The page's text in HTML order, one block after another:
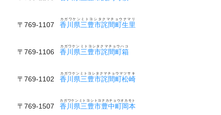
〒769-1107 香川県三豊市詫間町生里
カガワケンミトヨシタクマチョウナマリ
〒769-1106 香川県三豊市詫間町箱
カガワケンミトヨシタクマチョウハコ
〒769-1102 香川県三豊市詫間町松崎
カガワケンミトヨシタクマチョウマツサキ
〒769-1507 香川県三豊市豊中町岡本
カガワケンミトヨシトヨナカチョウオカモト